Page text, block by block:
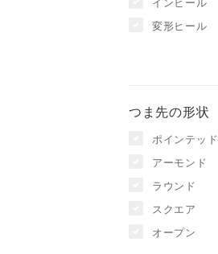
変形ヒール
つま先の形状
ポインテッド
アーモンド
ラウンド
スクエア
オープン